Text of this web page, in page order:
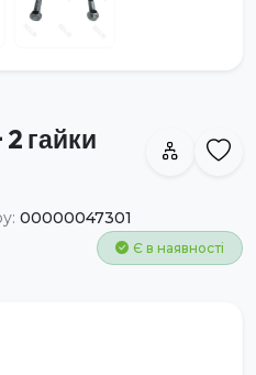
гайки
00000047301
Є в наявності